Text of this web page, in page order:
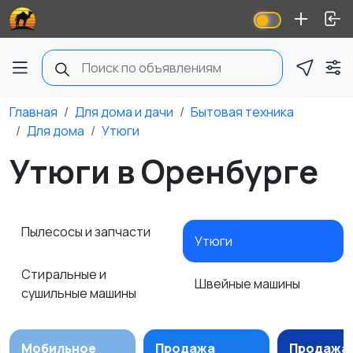
Главная Для дома и дачи
Бытовая техника
Для дома
Утюги
Утюги в Оренбурге
Пылесосы и запчасти
Стиральные и
сушильные машины
Утюги
Швейные машины
Мобильное
Продажа
Продажа